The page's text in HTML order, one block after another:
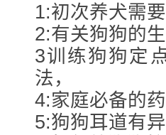
1:初次养犬需
2:有关狗狗的生
3训练狗狗定
法，
4:家庭必备的
5:狗狗耳道有